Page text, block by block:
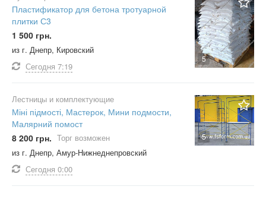
5
Пластификатор для бетона тротуарной
плитки С3
1 500 грн.
из г. Днепр, Кировский
Сегодня 7:19
5
Лестницы и комплектующие
Міні підмості, Мастерок, Мини подмости,
Малярний помост
8 200 грн. Торг возможен
из г. Днепр, Амур-Нижнеднепровский
Сегодня 0:00